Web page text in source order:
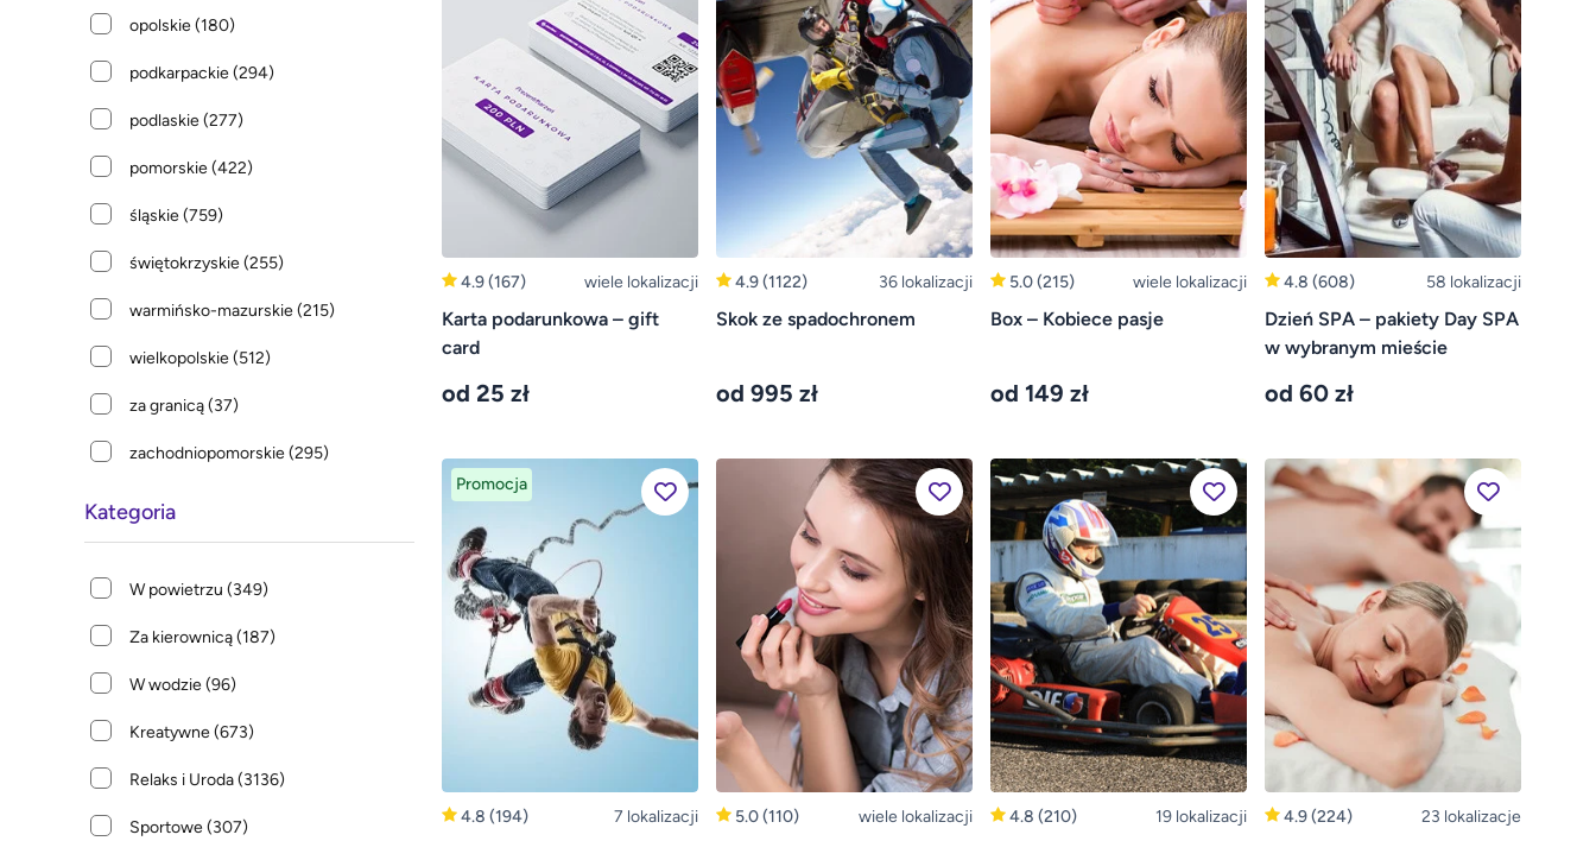
opolskie(180)
podkarpackie(294)
podlaskie(277)
pomorskie(422)
śląskie(759)
świętokrzyskie(255)
warmińsko-mazurskie(215)
wielkopolskie(512)
za granicą(37)
zachodniopomorskie(295)
Kategoria
W powietrzu (349)
Za kierownicą(187)
W wodzie(96)
Kreatywne(673)
Relaks i Uroda(3136)
Sportowe(307)
4.9(167) wiele lokalizacji
Karta podarunkowa – gift
card
od 25 zł
4.9(1122) 36 lokalizacji
Skok ze spadochronem
od 995 zł
5.0(215) wiele lokalizacji
Box – Kobiece pasje
od 149 zł
4.8 (608) 58 lokalizacji
Dzień SPA – pakiety Day SPA
w wybranym mieście
od 60 zł
Promocja
4.8 (194) 7 lokalizacji 5.0(110) wiele lokalizacji 4.8 (210) 19 lokalizacji 4.9(224) 23 lokalizacje